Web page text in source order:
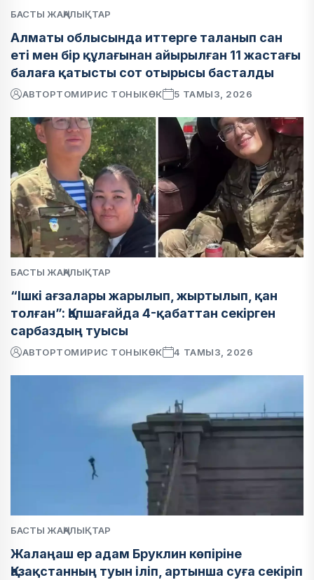
БАСТЫ ЖАҢАЛЫҚТАР
Алматы облысында иттерге таланып сан
еті мен бір құлағынан айырылған 11 жастағы
балаға қатысты сот отырысы басталды
АВТОРТОМИРИС ТОНЫКӨК 5 ТАМЫЗ, 2026
БАСТЫ ЖАҢАЛЫҚТАР
“Ішкі ағзалары жарылып, жыртылып, қан
толған”: Қапшағайда 4-қабаттан секірген
сарбаздың туысы
АВТОРТОМИРИС ТОНЫКӨК 4 ТАМЫЗ, 2026
БАСТЫ ЖАҢАЛЫҚТАР
Жалаңаш ер адам Бруклин көпіріне
Қазақстанның туын іліп, артынша суға секіріп